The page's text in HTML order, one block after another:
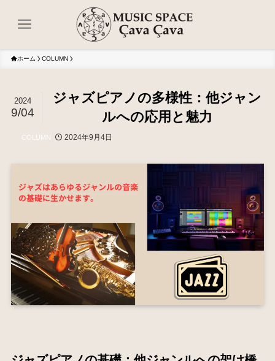
ホーム COLUMN
ジャズピアノの多様性：他ジャン
ルへの応用と魅力
2024
9/04
COLUMN 2024年9月4日